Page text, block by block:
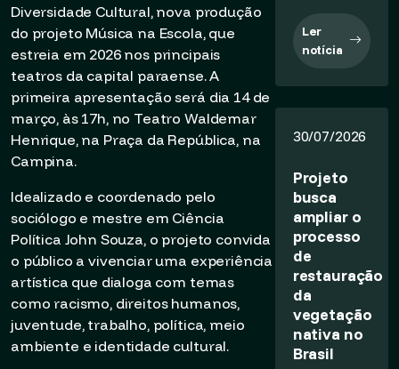
Diversidade Cultural, nova produção
do projeto Música na Escola, que
estreia em 2026 nos principais
teatros da capital paraense. A
primeira apresentação será dia 14 de
março, às 17h, no Teatro Waldemar
Henrique, na Praça da República, na
Campina.
Idealizado e coordenado pelo
sociólogo e mestre em Ciência
Política John Souza, o projeto convida
o público a vivenciar uma experiência
artística que dialoga com temas
como racismo, direitos humanos,
juventude, trabalho, política, meio
ambiente e identidade cultural.
Ler
notícia
30/07/2026
Projeto
busca
ampliar o
processo
de
restauração
da
vegetação
nativa no
Brasil